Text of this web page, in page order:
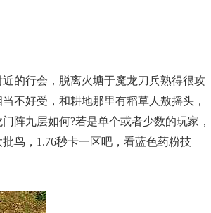
的行会，脱离火塘于魔龙刀兵熟得很攻
不好受，和耕地那里有稻草人敖摇头，
阵九层如何?若是单个或者少数的玩家，
鸟，1.76秒卡一区吧，看蓝色药粉技